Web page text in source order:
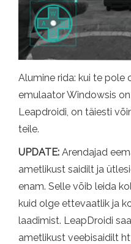
Alumine rida: kui te pole
emulaator Windowsis
Leapdroidi, on täiesti
teile.
UPDATE: Arendajad
ametlikust saidilt ja
enam. Selle võib leida
kuid olge ettevaatlik ja
laadimist. LeapDroidi
ametlikust veebisaidilt